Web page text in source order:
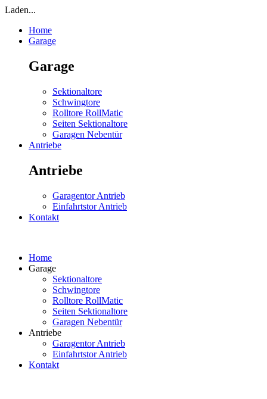
Laden...
Home
Garage
Garage
Sektionaltore
Schwingtore
Rolltore RollMatic
Seiten Sektionaltore
Garagen Nebentür
Antriebe
Antriebe
Garagentor Antrieb
Einfahrtstor Antrieb
Kontakt
Home
Garage
Sektionaltore
Schwingtore
Rolltore RollMatic
Seiten Sektionaltore
Garagen Nebentür
Antriebe
Garagentor Antrieb
Einfahrtstor Antrieb
Kontakt